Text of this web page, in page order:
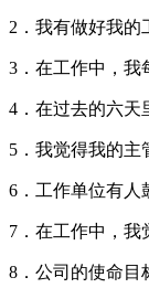
2．我有做好我的
3．在工作中，我
4．在过去的六天
5．我觉得我的主
6．工作单位有人
7．在工作中，我
8．公司的使命目